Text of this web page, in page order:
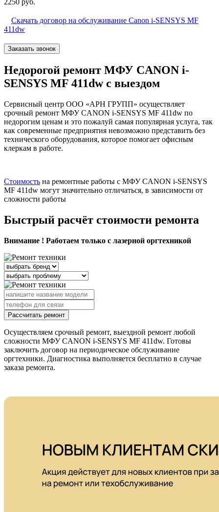
Скачать договор на обслуживание Canon i-SENSYS MF
411dw
Заказать звонок
Недорогой ремонт МФУ CANON i-
SENSYS MF 411dw с выездом
Сервисный центр ООО «АРН ГРУПП» осуществляет
срочный ремонт МФУ CANON i-SENSYS MF 411dw по
недорогим ценам и это пожалуй самая популярная услуга, так
как современные предприятия невозможно представить без
технического оборудования, которое помогает офисным
клеркам в работе.
Стоимость на ремонтные работы с МФУ CANON i-SENSYS
MF 411dw могут значительно отличаться, в зависимости от
сложности работы
Быстрый расчёт стоимости ремонта
Внимание ! Работаем только с лазерной оргтехникой
Рассчитать ремонт
Осуществляем срочный ремонт, выездной ремонт любой
сложности МФУ CANON i-SENSYS MF 411dw. Готовы
заключить договор на периодическое обслуживание
оргтехники. Диагностика выполняется бесплатно в случае
заказа ремонта.